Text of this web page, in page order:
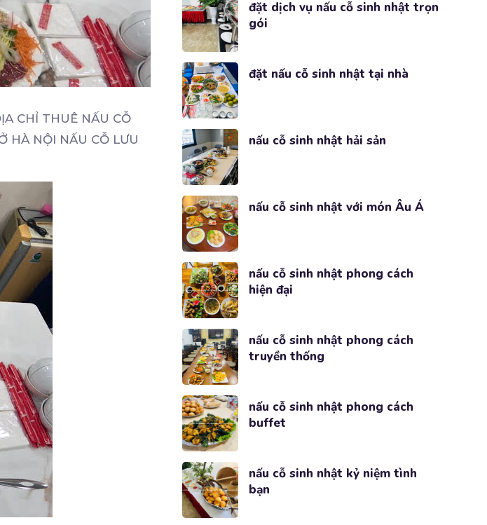
CHỈ THUÊ NẤU CỖ
HÀ NỘI NẤU CỖ LƯU
đặt dịch vụ nấu cỗ sinh nhật trọn
gói
đặt nấu cỗ sinh nhật tại nhà
nấu cỗ sinh nhật hải sản
nấu cỗ sinh nhật với món Âu Á
nấu cỗ sinh nhật phong cách
hiện đại
nấu cỗ sinh nhật phong cách
truyền thống
nấu cỗ sinh nhật phong cách
buffet
nấu cỗ sinh nhật kỷ niệm tình
bạn